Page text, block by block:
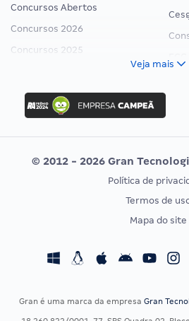
Concursos Abertos
Concursos 2026
Concursos 2025
Concurso Ibama
Concurso MPU
Editais publicados
CONCURSOS POR PROFISSÃO
Concursos Fiscais
Veja mais
© 2012 - 2026 Gran
Política de
Termos de
Mapa do site
Gran é uma marca da empresa Gran